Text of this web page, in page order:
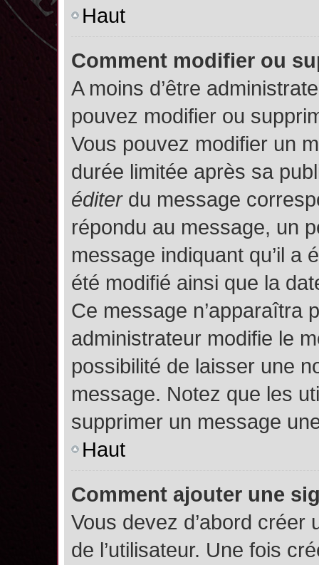
Haut
Comment modifier ou
A moins d’être
pouvez modifier ou
Vous pouvez modifier un
durée limitée après sa
éditerdu message
répondu au message, un
message indiquant qu’il a
été modifié ainsi que la
Ce message n’apparaîtra
administrateur modifie le
possibilité de laisser une
message. Notez que les
supprimer un message
Haut
Comment ajouter une
Vous devez d’abord
de l’utilisateur. Une fois